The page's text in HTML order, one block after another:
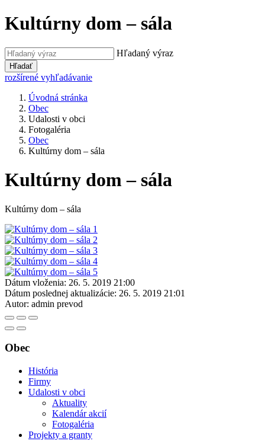
Kultúrny dom – sála
Hľadaný výraz
Hľadať
rozšírené vyhľadávanie
Úvodná stránka
Obec
Udalosti v obci
Fotogaléria
Obec
Kultúrny dom – sála
Kultúrny dom – sála
Kultúrny dom – sála
Dátum vloženia: 26. 5. 2019 21:00
Dátum poslednej aktualizácie: 26. 5. 2019 21:01
Autor: admin prevod
Obec
História
Firmy
Udalosti v obci
Aktuality
Kalendár akcií
Fotogaléria
Projekty a granty